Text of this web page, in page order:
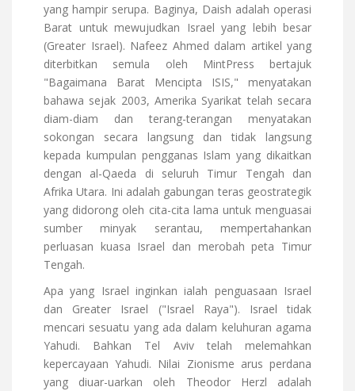
yang hampir serupa. Baginya, Daish adalah operasi
Barat untuk mewujudkan Israel yang lebih besar
(Greater Israel). Nafeez Ahmed dalam artikel yang
diterbitkan semula oleh MintPress bertajuk
"Bagaimana Barat Mencipta ISIS," menyatakan
bahawa sejak 2003, Amerika Syarikat telah secara
diam-diam dan terang-terangan menyatakan
sokongan secara langsung dan tidak langsung
kepada kumpulan pengganas Islam yang dikaitkan
dengan al-Qaeda di seluruh Timur Tengah dan
Afrika Utara. Ini adalah gabungan teras geostrategik
yang didorong oleh cita-cita lama untuk menguasai
sumber minyak serantau, mempertahankan
perluasan kuasa Israel dan merobah peta Timur
Tengah.
Apa yang Israel inginkan ialah penguasaan Israel
dan Greater Israel ("Israel Raya"). Israel tidak
mencari sesuatu yang ada dalam keluhuran agama
Yahudi. Bahkan Tel Aviv telah melemahkan
kepercayaan Yahudi. Nilai Zionisme arus perdana
yang diuar-uarkan oleh Theodor Herzl adalah